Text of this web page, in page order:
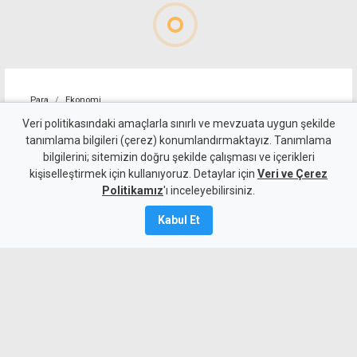
Para Ekonomi
4 kişilik ailenin karnını
doyurmasının günlük bedeli:
1.513 TL
Veri politikasındaki amaçlarla sınırlı ve mevzuata uygun şekilde
tanımlama bilgileri (çerez) konumlandırmaktayız. Tanımlama
bilgilerini; sitemizin doğru şekilde çalışması ve içerikleri
kişiselleştirmek için kullanıyoruz. Detaylar için Veri ve Çerez
Politikamız'ı inceleyebilirsiniz.
Kabul Et